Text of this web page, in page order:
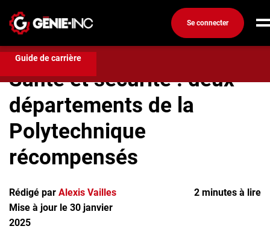
Se connecter
Connexion
Créez un compte
Emplois
Recherchez un emploi
Compagnies
Ma boîte à outils
Conseils carrière
Métiers
Guide de carrière
Compétences et formation
Santé et sécurité : deux
départements de la Polytechnique récompensés
Santé et sécurité : deux
départements de la
Polytechnique
récompensés
Rédigé par Alexis Vailles
Mise à jour le 30 janvier
2025
2 minutes à lire